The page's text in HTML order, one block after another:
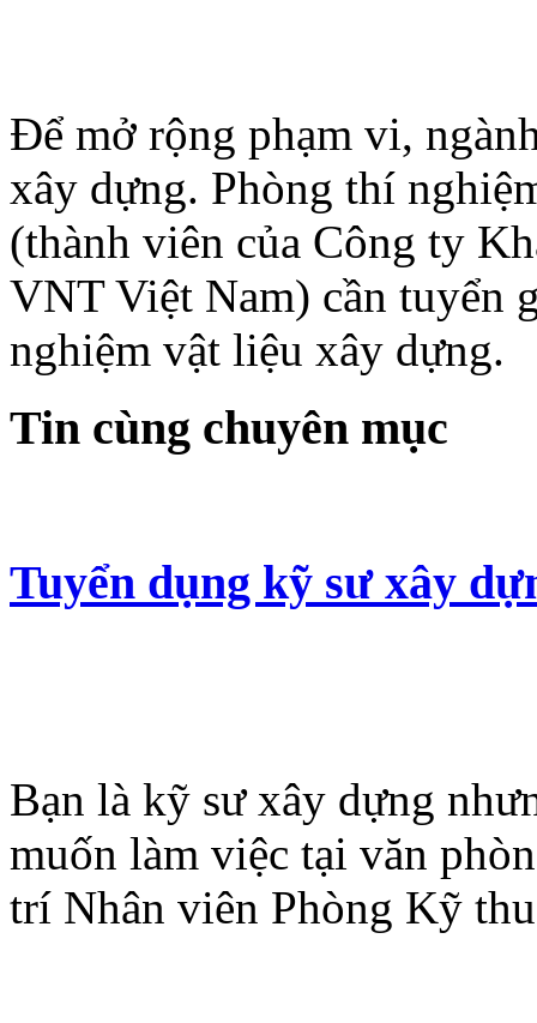
Để mở rộng phạm vi,
xây dựng. Phòng thí
(thành viên của Công ty
VNT Việt Nam) cần tuyển
nghiệm vật liệu xây dựng.
Tin cùng chuyên mục
Tuyển dụng kỹ sư xây
Bạn là kỹ sư xây dựng
muốn làm việc tại văn
trí Nhân viên Phòng Kỹ